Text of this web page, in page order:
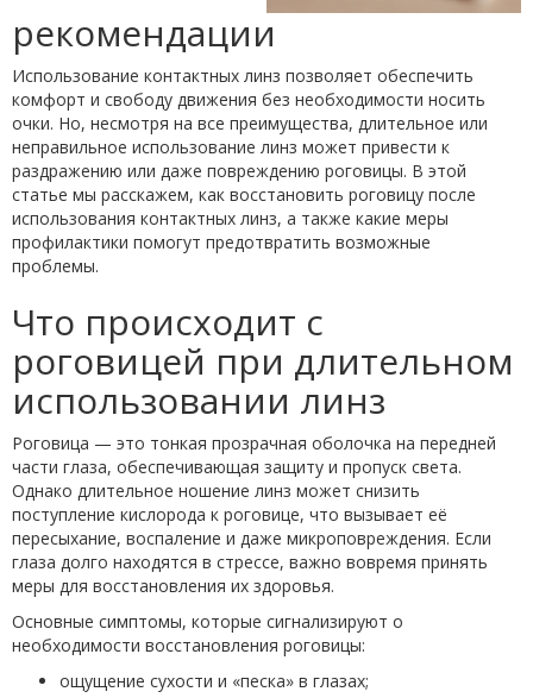
рекомендации
Использование контактных линз позволяет обеспечить
комфорт и свободу движения без необходимости носить
очки. Но, несмотря на все преимущества, длительное или
неправильное использование линз может привести к
раздражению или даже повреждению роговицы. В этой
статье мы расскажем, как восстановить роговицу после
использования контактных линз, а также какие меры
профилактики помогут предотвратить возможные
проблемы.
Что происходит с
роговицей при длительном
использовании линз
Роговица — это тонкая прозрачная оболочка на передней
части глаза, обеспечивающая защиту и пропуск света.
Однако длительное ношение линз может снизить
поступление кислорода к роговице, что вызывает её
пересыхание, воспаление и даже микроповреждения. Если
глаза долго находятся в стрессе, важно вовремя принять
меры для восстановления их здоровья.
Основные симптомы, которые сигнализируют о
необходимости восстановления роговицы:
ощущение сухости и «песка» в глазах;